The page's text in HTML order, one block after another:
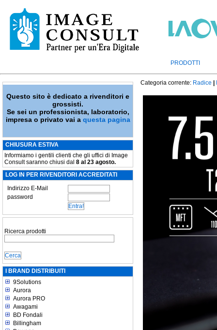
PRODOTTI
Questo sito è dedicato a rivenditori e
grossisti.
Se sei un professionista, laboratorio,
impresa o privato vai a questa pagina
CHIUSURA ESTIVA
Informiamo i gentili clienti che gli uffici di Image
Consult saranno chiusi dal 8 al 23 agosto.
LOG IN PER RIVENDITORI ACCREDITATI
Indirizzo E-Mail
password
Ricerca prodotti
I BRAND DISTRIBUITI
9Solutions
Aurora
Aurora PRO
Awagami
BD Fondali
Billingham
Categoria corrente: Radice